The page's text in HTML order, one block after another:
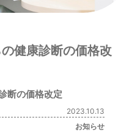
の健康診断の価格改
断の価格改定
2023.10.13
お知らせ